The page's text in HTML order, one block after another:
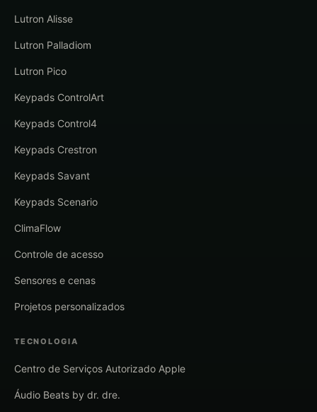
Lutron Alisse
Lutron Palladiom
Lutron Pico
Keypads ControlArt
Keypads Control4
Keypads Crestron
Keypads Savant
Keypads Scenario
ClimaFlow
Controle de acesso
Sensores e cenas
Projetos personalizados
TECNOLOGIA
Centro de Serviços Autorizado Apple
Áudio Beats by dr. dre.